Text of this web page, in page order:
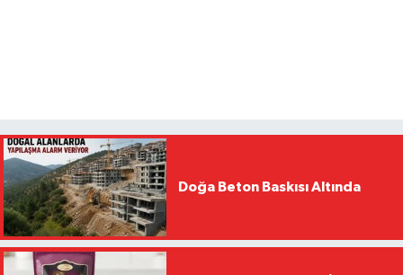
Doğa Beton Baskısı Altında